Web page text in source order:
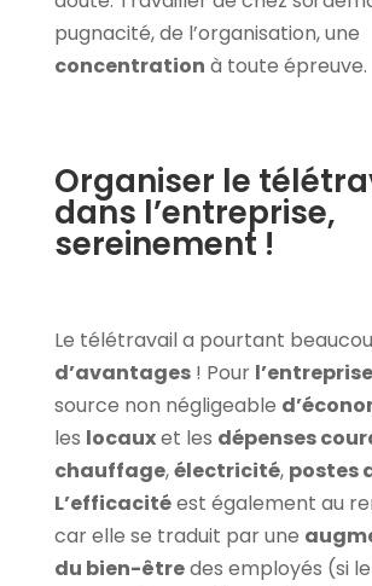
pugnacité, de l’organisation, une
concentration à toute épreuve.
Organiser le
dans l’entreprise,
sereinement !
Le télétravail a pourtant
d’avantages! Pour l’entreprise
source non négligeable
les locauxet les dépenses
chauffage,électricité, postes
L’efficacitéest également au
car elle se traduit par une
du bien-êtredes employés (si